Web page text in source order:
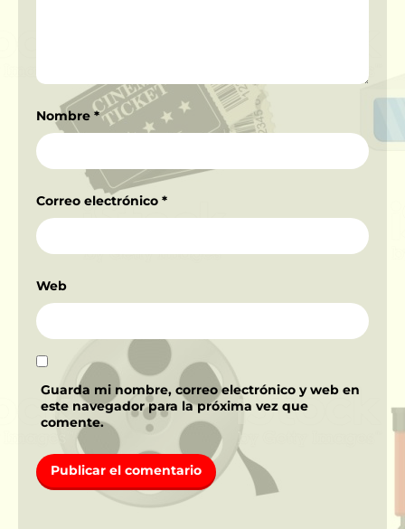
Nombre *
Correo electrónico *
Web
Guarda mi nombre, correo electrónico y web en
este navegador para la próxima vez que
comente.